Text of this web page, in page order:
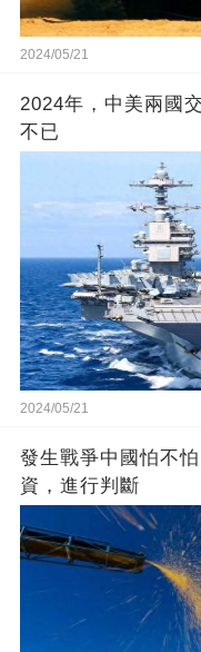
2024/05/21
2024年，中美兩國
不已
2024/05/21
發生戰爭中國怕不
資，進行判斷